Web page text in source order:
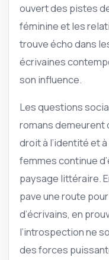
ouvert des pistes
féminine et les
trouve écho dans
écrivaines
son influence.
Les questions
romans demeurent
droit à l’identité et
femmes continue
paysage littéraire.
pave une route
d’écrivains, en
l’introspection ne
des forces